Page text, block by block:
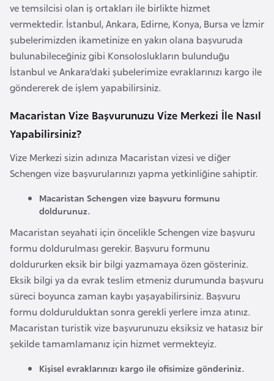
ve temsilcisi olan iş ortakları ile birlikte hizmet
vermektedir. İstanbul, Ankara, Edirne, Konya, Bursa ve İzmir
şubelerimizden ikametinize en yakın olana başvuruda
bulunabileceğiniz gibi Konsoloslukların bulunduğu
İstanbul ve Ankara’daki şubelerimize evraklarınızı kargo ile
göndererek de işlem yapabilirsiniz.
Macaristan Vize Başvurunuzu Vize Merkezi İle Nasıl
Yapabilirsiniz?
Vize Merkezi sizin adınıza Macaristan vizesi ve diğer
Schengen vize başvurularınızı yapma yetkinliğine sahiptir.
Macaristan Schengen vize başvuru formunu
doldurunuz.
Macaristan seyahati için öncelikle Schengen vize başvuru
formu doldurulması gerekir. Başvuru formunu
doldururken eksik bir bilgi yazmamaya özen gösteriniz.
Eksik bilgi ya da evrak teslim etmeniz durumunda başvuru
süreci boyunca zaman kaybı yaşayabilirsiniz. Başvuru
formu doldurulduktan sonra gerekli yerlere imza atınız.
Macaristan turistik vize başvurunuzu eksiksiz ve hatasız bir
şekilde tamamlamanız için hizmet vermekteyiz.
Kişisel evraklarınızı kargo ile ofisimize gönderiniz.
B
e
l
a
r
u
B
e
l
a
B
n